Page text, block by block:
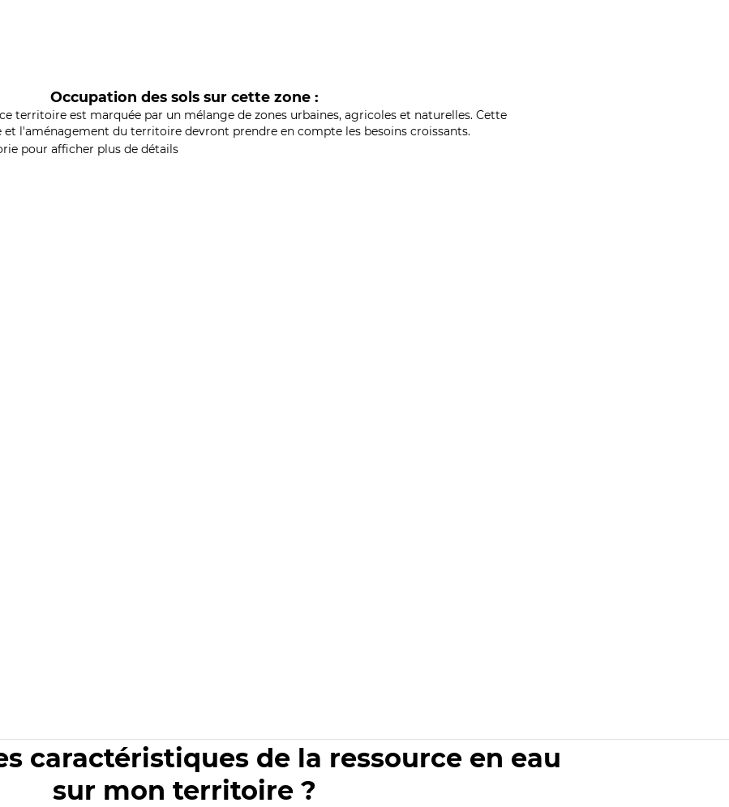
Occupation des sols sur cette zone :
territoire est marquée par un mélange de zones urbaines, agricoles et naturelles. Cette
l'aménagement du territoire devront prendre en compte les besoins croissants.
pour afficher plus de détails
caractéristiques de la ressource en eau
sur mon territoire ?